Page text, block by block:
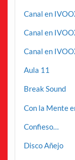
Canal en
Canal en
Canal en
Aula 11
Break Sound
Con la Mente
Confieso…
Disco Añejo